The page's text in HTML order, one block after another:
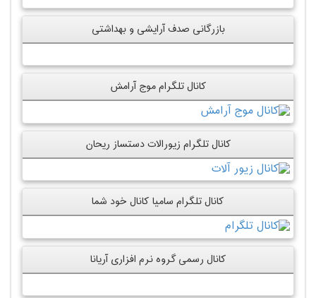
بازرگانی صدف آرایشی و بهداشتی
کانال تلگرام موج آرامش
کانال تلگرام زیورالات دستساز ریحان
کانال تلگرام سامیا کانال خود شما
کانال رسمی گروه نرم افزاری آریانا